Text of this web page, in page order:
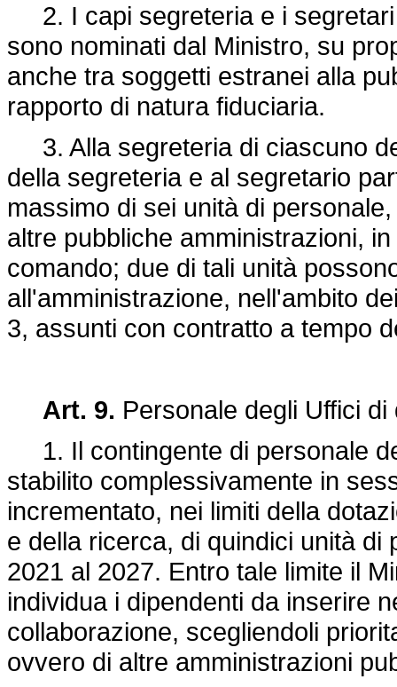
2. I capi segreteria e i segretari
sono nominati dal Ministro, su
anche tra soggetti estranei alla
rapporto di natura fiduciaria.
3. Alla segreteria di ciascuno
della segreteria e al segretario
massimo di sei unità di
altre pubbliche amministrazioni,
comando; due di tali unità
all'amministrazione, nell'ambito
3, assunti con contratto a tempo
Art. 9. Personale degli Uffici
1. Il contingente di personale
stabilito complessivamente in
incrementato, nei limiti della
e della ricerca, di quindici unità
2021 al 2027. Entro tale limite il
individua i dipendenti da inserire
collaborazione, scegliendoli
ovvero di altre amministrazioni